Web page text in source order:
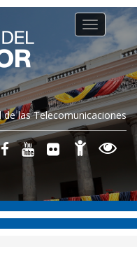
las Telecomunicaciones
Toggle
navigation